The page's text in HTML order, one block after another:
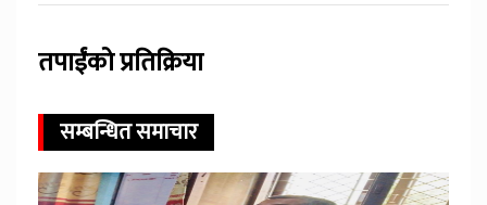
तपाईंको प्रतिक्रिया
सम्बन्धित समाचार